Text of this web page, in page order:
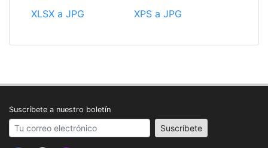
XLSX a JPG
XPS a JPG
Suscríbete a nuestro boletín
Your email address Suscríbete